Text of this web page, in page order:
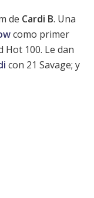
de Cardi B. Una
como primer
Hot 100. Le dan
con 21 Savage; y